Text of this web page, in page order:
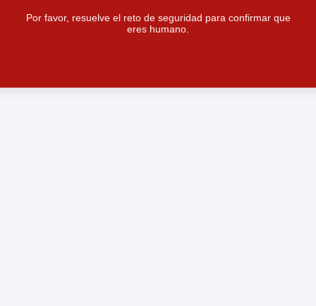
Por favor, resuelve el reto de seguridad para confirmar que
eres humano.